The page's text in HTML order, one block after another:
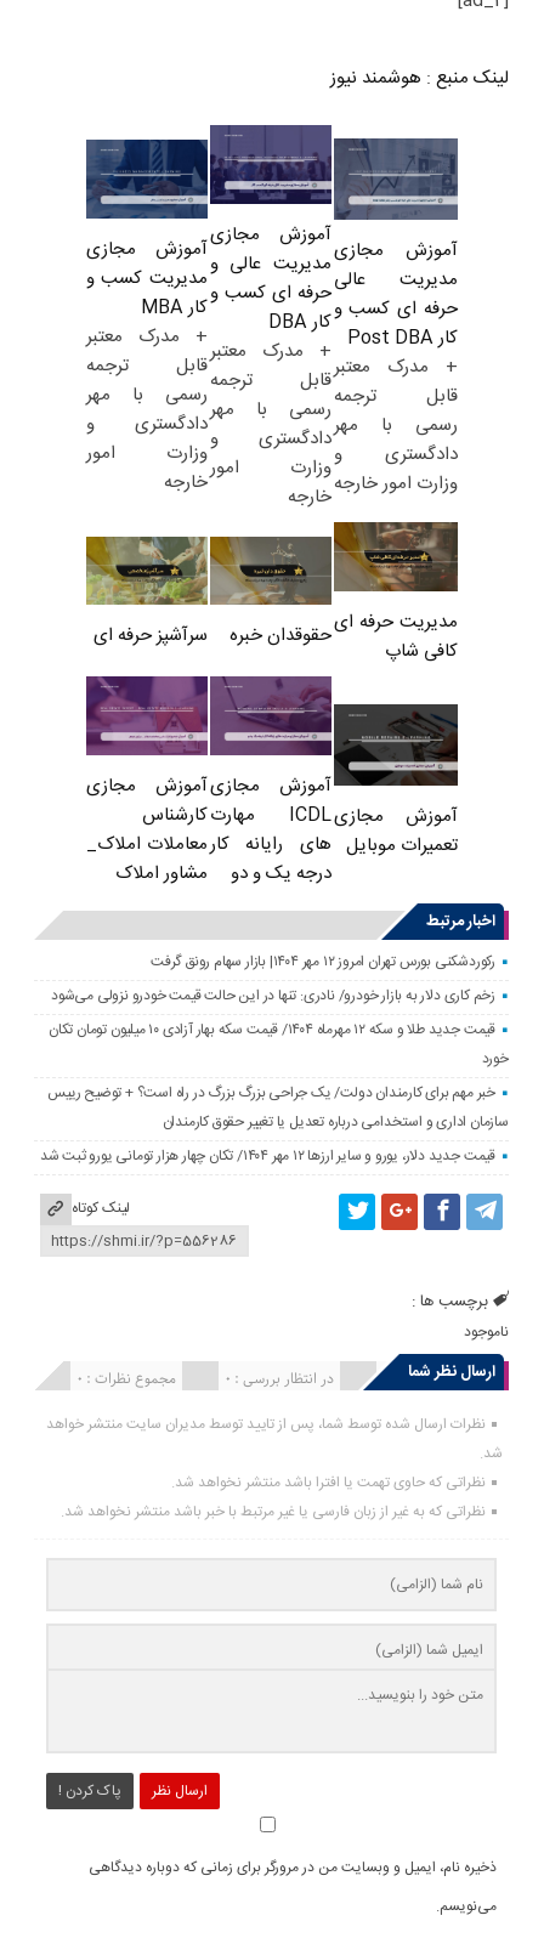
لینک منبع : هوشمند نیوز
آموزش مجازی
مدیریت عالی
حرفه ای کسب و
کار Post DBA
+ مدرک معتبر
قابل ترجمه
رسمی با مهر
دادگستری و
وزارت امور خارجه
آموزش مجازی
مدیریت عالی و
حرفه ای کسب و
کار DBA
+ مدرک معتبر
قابل ترجمه
رسمی با مهر
دادگستری و
وزارت امور
خارجه
آموزش مجازی
مدیریت کسب و
کار MBA
+ مدرک معتبر
قابل ترجمه
رسمی با مهر
دادگستری و
وزارت امور
خارجه
مدیریت حرفه ای
کافی شاپ
حقوقدان خبره سرآشپز حرفه ای
آموزش مجازی
تعمیرات موبایل
آموزش مجازی
ICDL مهارت
های رایانه کار
درجه یک و دو
آموزش مجازی
کارشناس
معاملات املاک_
مشاور املاک
اخبار مرتبط
رکوردشکنی بورس تهران امروز ۱۲ مهر ۱۴۰۴| بازار سهام رونق گرفت
زخم کاری دلار به بازار خودرو/ نادری: تنها در این حالت قیمت خودرو نزولی می‌شود
قیمت جدید طلا و سکه ۱۲ مهرماه ۱۴۰۴/ قیمت سکه بهار آزادی ۱۰ میلیون تومان تکان
خورد
خبر مهم برای کارمندان دولت/ یک جراحی بزرگ بزرگ در راه است؟ + توضیح رییس
سازمان اداری و استخدامی درباره تعدیل یا تغییر حقوق کارمندان
قیمت جدید دلار، یورو و سایر ارزها ۱۲ مهر ۱۴۰۴/ تکان چهار هزار تومانی یورو ثبت شد
لینک کوتاه
برچسب ها :
ناموجود
ارسال نظر شما مجموع نظرات : 0 در انتظار بررسی : 0 انتشار یافته : 0
نظرات ارسال شده توسط شما، پس از تایید توسط مدیران سایت منتشر خواهد
شد.
نظراتی که حاوی تهمت یا افترا باشد منتشر نخواهد شد.
نظراتی که به غیر از زبان فارسی یا غیر مرتبط با خبر باشد منتشر نخواهد شد.
ارسال نظر پاک کردن !
ذخیره نام، ایمیل و وبسایت من در مرورگر برای زمانی که دوباره دیدگاهی
می‌نویسم.